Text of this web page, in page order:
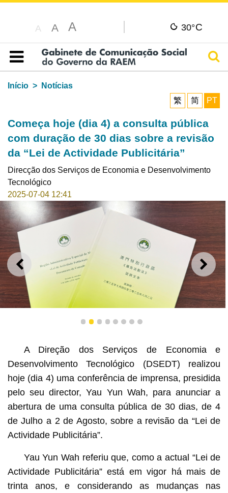
A A A 30°C
Índice
Início
Notícias
繁
简 PT
Começa hoje (dia 4) a consulta pública
com duração de 30 dias sobre a revisão
da “Lei de Actividade Publicitária”
Direcção dos Serviços de Economia e Desenvolvimento
Tecnológico
2025-07-04 12:41
ANTERIOR
A consulta pública sobre a revisão da “Lei de Actividade
Publicitária”
1 2 3 4 5 6 7 8
A Direção dos Serviços de Economia e
Desenvolvimento Tecnológico (DSEDT) realizou
hoje (dia 4) uma conferência de imprensa, presidida
pelo seu director, Yau Yun Wah, para anunciar a
abertura de uma consulta pública de 30 dias, de 4
de Julho a 2 de Agosto, sobre a revisão da “Lei de
Actividade Publicitária”.
Yau Yun Wah referiu que, como a actual “Lei de
Actividade Publicitária” está em vigor há mais de
trinta anos, e considerando as mudanças nas